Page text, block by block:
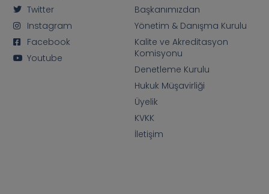
Başkanımızdan
Yönetim & Danışma Kurulu
Kalite ve Akreditasyon
Komisyonu
Denetleme Kurulu
Hukuk Müşavirliği
Üyelik
KVKK
İletişim
Twitter
Instagram
Facebook
Youtube